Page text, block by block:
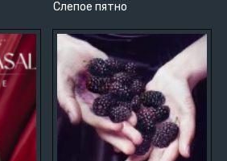
Слепое пятно